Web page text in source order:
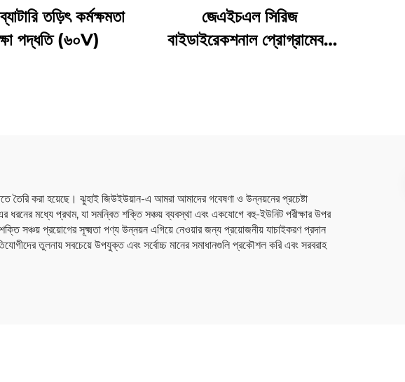
তড়িৎ কর্মক্ষমতা
পদ্ধতি (৬০V)
জেএইচএল সিরিজ
বাইডাইরেকশনাল প্রোগ্রামেবল
তৈরি করা হয়েছে। ঝুহাই জিউইউয়ান-এ আমরা আমাদের গবেষণা ও উন্নয়নের প্রচেষ্টা
এর ধরনের মধ্যে প্রথম, যা সমন্বিত শক্তি সঞ্চয় ব্যবস্থা এবং একযোগে বহু-ইউনিট পরীক্ষার উপর
সঞ্চয় প্রয়োগের সূক্ষ্মতা পণ্য উন্নয়ন এগিয়ে নেওয়ার জন্য প্রয়োজনীয় যাচাইকরণ প্রদান
তুলনায় সবচেয়ে উপযুক্ত এবং সর্বোচ্চ মানের সমাধানগুলি প্রকৌশল করি এবং সরবরাহ